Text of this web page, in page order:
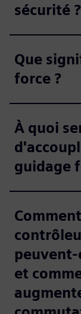
sécurité ?
Que
force ?
À quoi
guidage
et